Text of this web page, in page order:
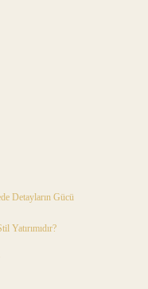
Detayların Gücü
Yatırımıdır?